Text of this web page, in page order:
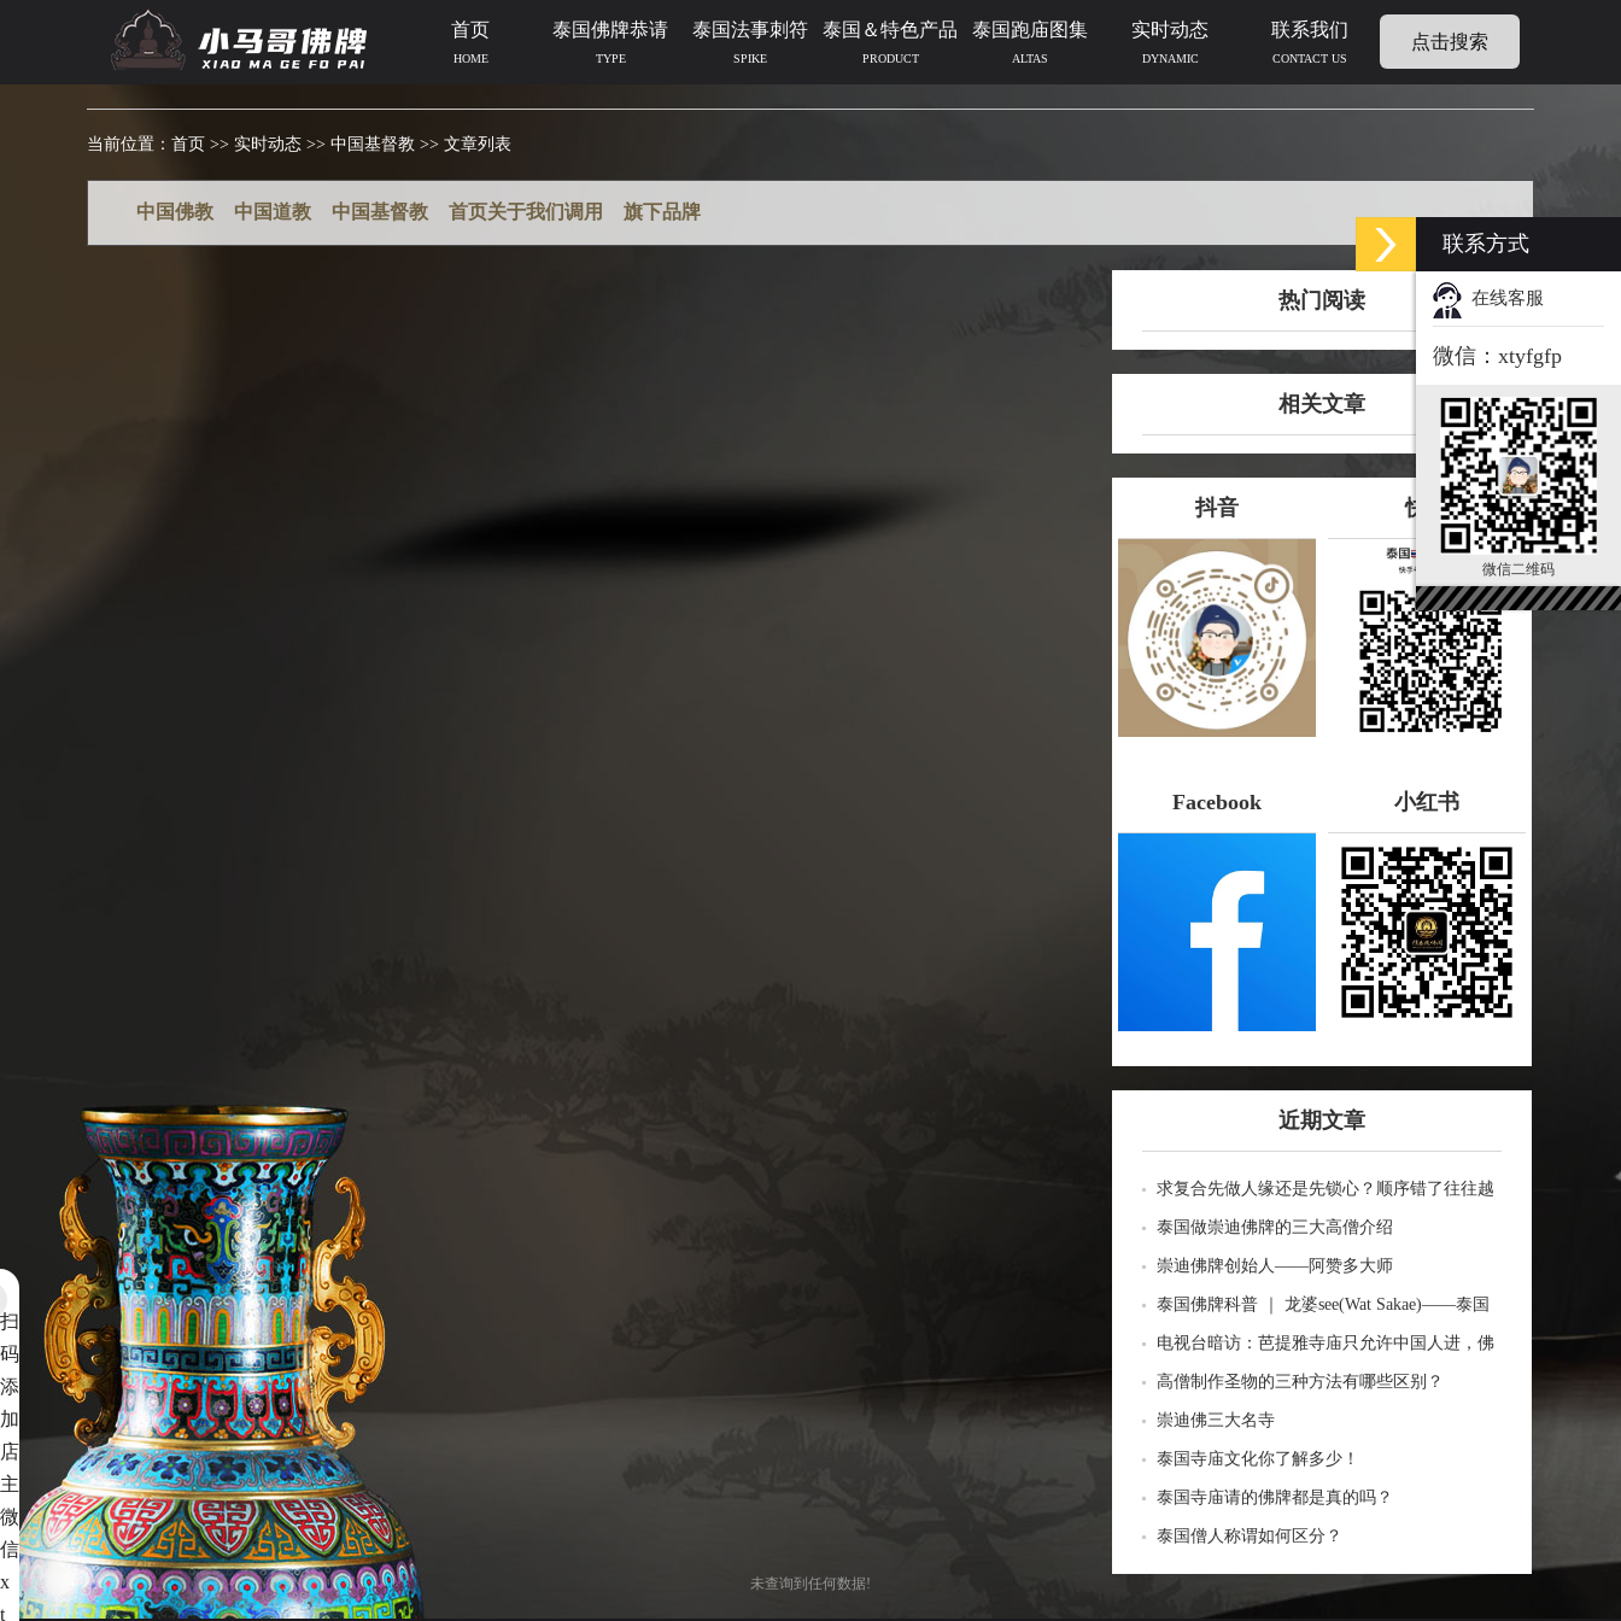
首页
HOME
泰国佛牌恭请
TYPE
泰国法事刺符
SPIKE
泰国＆特色产品
PRODUCT
泰国跑庙图集
ALTAS
实时动态
DYNAMIC
联系我们
CONTACT US
点击搜索
当前位置： 首页 >> 实时动态 >> 中国基督教 >> 文章列表
中国佛教 中国道教 中国基督教 首页关于我们调用 旗下品牌
热门阅读
相关文章
抖音 快手
Facebook 小红书
近期文章
求复合先做人缘还是先锁心？顺序错了往往越
做越乱
泰国做崇迪佛牌的三大高僧介绍
崇迪佛牌创始人——阿赞多大师
泰国佛牌科普 ｜ 龙婆see(Wat Sakae)——泰国
四面神前三高僧
电视台暗访：芭提雅寺庙只允许中国人进，佛
牌高于常价100多倍！
高僧制作圣物的三种方法有哪些区别？
崇迪佛三大名寺
泰国寺庙文化你了解多少！
泰国寺庙请的佛牌都是真的吗？
泰国僧人称谓如何区分？
未查询到任何数据!
联系方式
在线客服
微信：xtyfgfp
微信二维码
扫
码
添
加
店
主
微
信
x
t